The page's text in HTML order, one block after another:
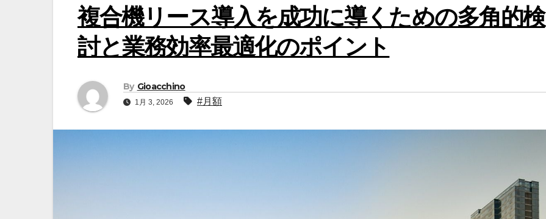
複合機リース導入を成功に導くための多角的検
討と業務効率最適化のポイント
By Gioacchino
1月 3, 2026 #月額